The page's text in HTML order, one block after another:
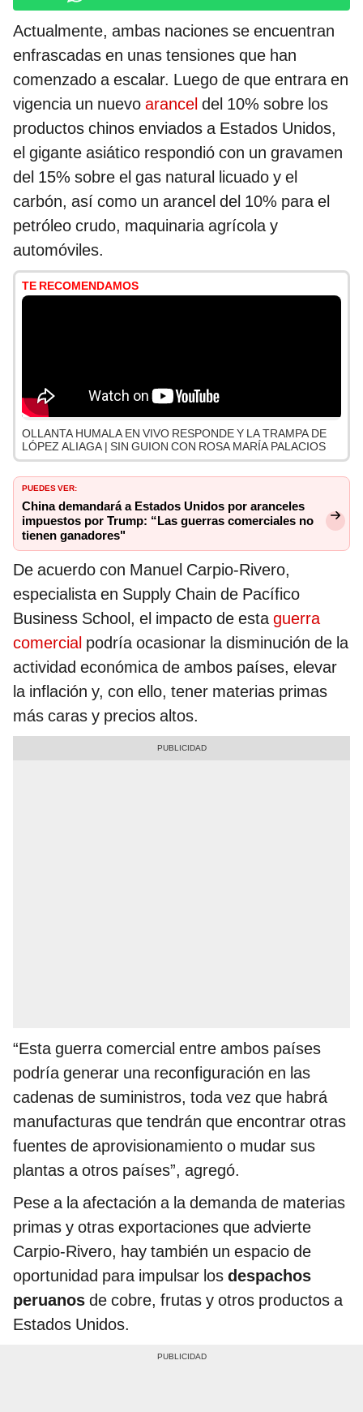
Actualmente, ambas naciones se encuentran
enfrascadas en unas tensiones que han
comenzado a escalar. Luego de que entrara en
vigencia un nuevo arancel del 10% sobre los
productos chinos enviados a Estados Unidos,
el gigante asiático respondió con un gravamen
del 15% sobre el gas natural licuado y el
carbón, así como un arancel del 10% para el
petróleo crudo, maquinaria agrícola y
automóviles.
TE RECOMENDAMOS
OLLANTA HUMALA EN VIVO RESPONDE Y LA TRAMPA DE
LÓPEZ ALIAGA | SIN GUION CON ROSA MARÍA PALACIOS
PUEDES VER:
China demandará a Estados Unidos por aranceles
impuestos por Trump: “Las guerras comerciales no
tienen ganadores"
De acuerdo con Manuel Carpio-Rivero,
especialista en Supply Chain de Pacífico
Business School, el impacto de estaguerra
comercial podría ocasionar la disminución de la
actividad económica de ambos países, elevar
la inflación y, con ello, tener materias primas
más caras y precios altos.
“Esta guerra comercial entre ambos países
podría generar una reconfiguración en las
cadenas de suministros, toda vez que habrá
manufacturas que tendrán que encontrar otras
fuentes de aprovisionamiento o mudar sus
plantas a otros países”, agregó.
Pese a la afectación a la demanda de materias
primas y otras exportaciones que advierte
Carpio-Rivero, hay también un espacio de
oportunidad para impulsar los despachos
peruanos de cobre, frutas y otros productos a
Estados Unidos.